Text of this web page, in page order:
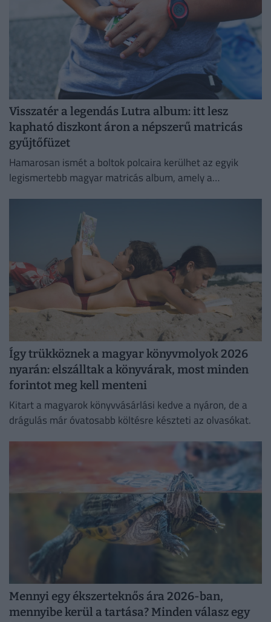
Visszatér a legendás Lutra album: itt lesz
kapható diszkont áron a népszerű matricás
gyűjtőfüzet
Hamarosan ismét a boltok polcaira kerülhet az egyik
legismertebb magyar matricás album, amely a
Így trükköznek a magyar könyvmolyok 2026
nyarán: elszálltak a könyvárak, most minden
forintot meg kell menteni
Kitart a magyarok könyvvásárlási kedve a nyáron, de a
drágulás már óvatosabb költésre készteti az olvasókat.
Mennyi egy ékszerteknős ára 2026-ban,
mennyibe kerül a tartása? Minden válasz egy